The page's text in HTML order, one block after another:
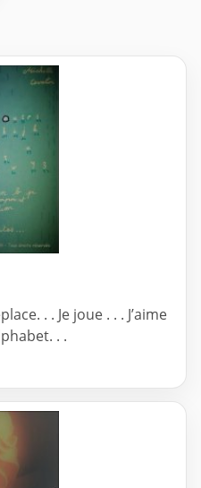
. . Je joue . . . J’aime
. .